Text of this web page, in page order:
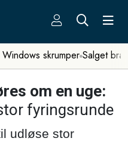
skrumper Salget
om en uge:
fyringsrunde
udløse stor